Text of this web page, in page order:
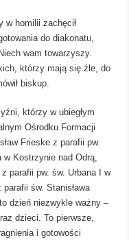
w homilii zachęcił
do diakonatu,
wam towarzyszy.
którzy mają się źle, do
biskup.
którzy w ubiegłym
Ośrodku Formacji
Frieske z parafii pw.
Kostrzynie nad Odrą,
parafii pw. św. Urbana I w
św. Stanisława
dzień niezwykle ważny –
dzieci. To pierwsze,
i gotowości